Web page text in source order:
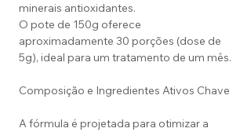
minerais antioxidantes.
O pote de 150g oferece
aproximadamente 30 porções (dose de
5g), ideal para um tratamento de um mês.
Composição e Ingredientes Ativos Chave
A fórmula é projetada para otimizar a